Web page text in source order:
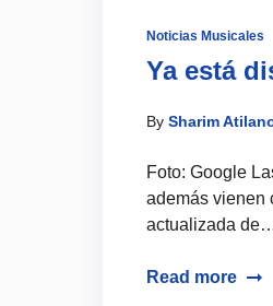
Noticias Musicales
Ya está
By Sharim
Foto: Google
además vienen
actualizada
Read more